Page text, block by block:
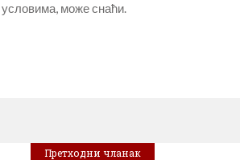
условима, може снаћи.
Претходни чланак